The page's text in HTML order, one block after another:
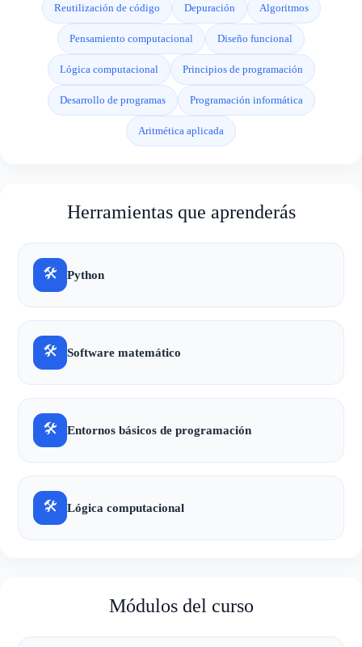
Reutilización de código Depuración Algoritmos
Pensamiento computacional Diseño funcional
Lógica computacional Principios de programación
Desarrollo de programas Programación informática
Aritmética aplicada
Herramientas que aprenderás
🛠 Python
🛠 Software matemático
🛠 Entornos básicos de programación
🛠 Lógica computacional
Módulos del curso